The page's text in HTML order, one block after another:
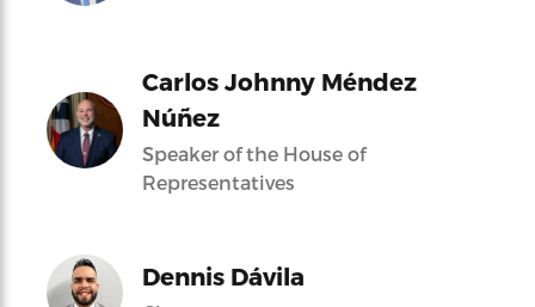
Carlos Johnny Méndez
Núñez
Speaker of the House of
Representatives
Dennis Dávila